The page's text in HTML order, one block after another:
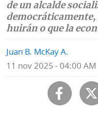
Mundo
Deportes
Tecnología
Ponle
la
Firma
Blogs
Fe
de
de un alcalde
huirán o que la
Juan B. McKay A.
11 nov 2025 - 04:00 AM